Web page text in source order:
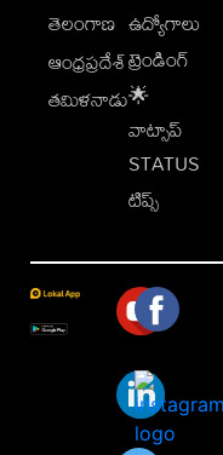
తెలంగాణ
ఆంధ్రప్రదేశ్
తమిళనాడు
ఉద్యోగాలు
ట్రెండింగ్
🌟
వాట్సాప్
STATUS
టిప్స్